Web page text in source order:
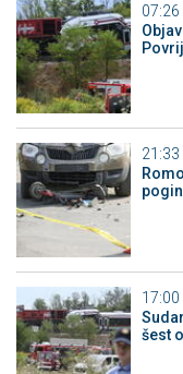
07:26
21:33
17:00
šest